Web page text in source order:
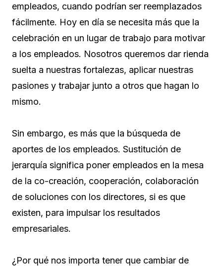
empleados, cuando podrían ser reemplazados
fácilmente. Hoy en día se necesita más que la
celebración en un lugar de trabajo para motivar
a los empleados. Nosotros queremos dar rienda
suelta a nuestras fortalezas, aplicar nuestras
pasiones y trabajar junto a otros que hagan lo
mismo.
Sin embargo, es más que la búsqueda de
aportes de los empleados. Sustitución de
jerarquía significa poner empleados en la mesa
de la co-creación, cooperación, colaboración
de soluciones con los directores, si es que
existen, para impulsar los resultados
empresariales.
¿Por qué nos importa tener que cambiar de